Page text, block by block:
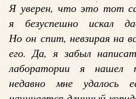
Я уверен, что это тот
я безуспешно искал
Но он спит, невзирая на
его. Да, я забыл
лаборатории я нашел
недавно мне